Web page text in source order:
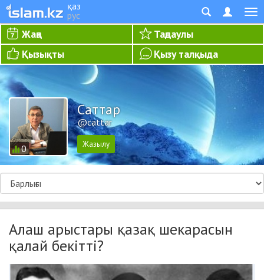
қаз
рус
Жаңа
Таңдаулы
Қызықты
Қызу талқыда
0
Cаттар
@cattar
Алаш арыстары қазақ шекарасын
қалай бекітті?